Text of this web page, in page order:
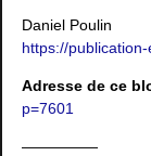
Daniel Poulin
https://
Adresse de ce
p=7601
—————